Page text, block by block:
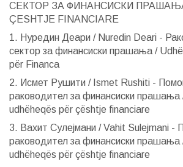
СЕКТОР ЗА ФИНАНСИСКИ
ÇESHTJE FINANCIARE
1. Нуредин Деари / Nuredin Deari -
сектор за финансиски прашања /
për Financa
2. Исмет Рушити / Ismet Rushiti -
раководител за финансиски прашања
udhëheqës për çështje financiare
3. Вахит Сулејмани / Vahit Sulejmani -
раководител за финансиски прашања
udhëheqës për çështje financiare